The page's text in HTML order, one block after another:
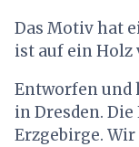
Das Motiv hat
ist auf ein Holz
Entworfen und
in Dresden.
Erzgebirge.